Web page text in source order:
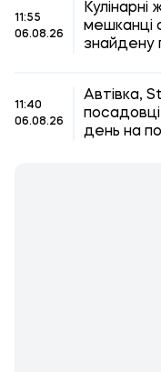
11:55
06.08.26
Кулінарні
мешканці
знайдену
11:40
06.08.26
Автівка,
день на